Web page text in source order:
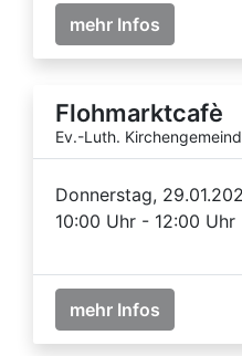
mehr Infos
Flohmarktcafè
Ev.-Luth.
Donnerstag,
10:00 Uhr - 12:00 Uhr
mehr Infos